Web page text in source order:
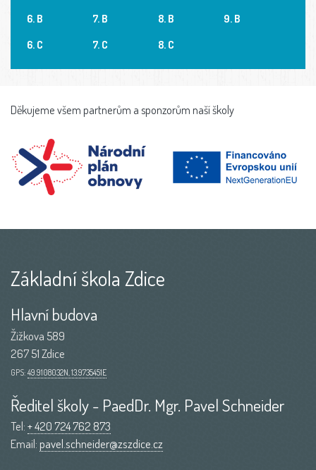
6. B
6. C
7. B
7. C
8. B
8. C
9. B
Děkujeme všem partnerům a sponzorům naší školy
Základní škola Zdice
Hlavní budova
Žižkova 589
267 51 Zdice
GPS: 49.9108032N, 13.9735451E
Ředitel školy - PaedDr. Mgr. Pavel Schneider
Tel:+ 420 724 762 873
Email:pavel.schneider@zszdice.cz